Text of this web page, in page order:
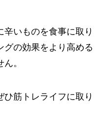
いものを食事に取り
グの効果をより高める
。
筋トレライフに取り